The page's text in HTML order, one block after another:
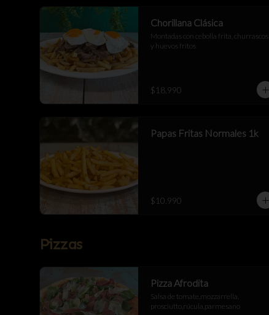
Chorillana Clásica
Montadas con cebolla frita, churrascos
y huevos fritos
$18.990
Papas Fritas Normales 1k
$10.990
Pizzas
Pizza Afrodita
Salsa de tomate,mozzarrella,
prosciutto,rúcula,parmesano